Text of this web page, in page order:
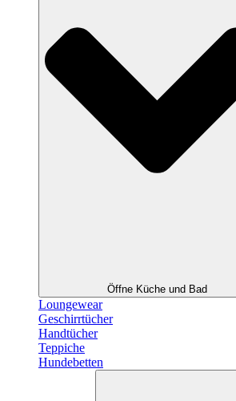
Öffne Küche und Bad
Loungewear
Geschirrtücher
Handtücher
Teppiche
Hundebetten